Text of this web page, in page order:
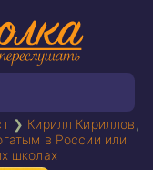
❯ Кирилл Кириллов
в России или
школах